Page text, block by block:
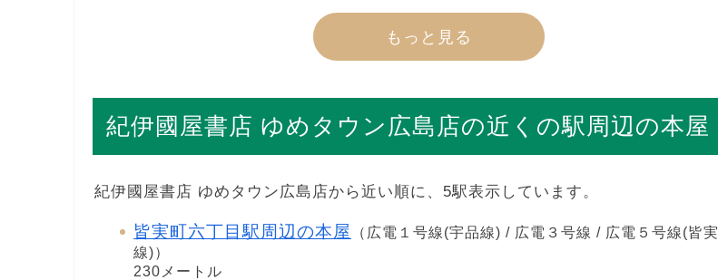
もっと見る
紀伊國屋書店 ゆめタウン広島店の近くの駅周辺の本屋
紀伊國屋書店 ゆめタウン広島店から近い順に、5駅表示しています。
皆実町六丁目駅周辺の本屋
（広電１号線(宇品線) / 広電３号線 / 広電５号線(皆実
線)）
230メートル